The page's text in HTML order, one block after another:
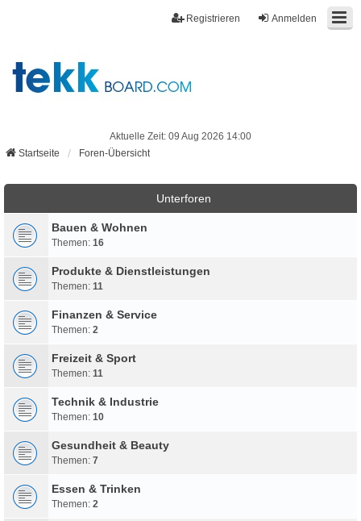
Anmelden
Registrieren
Aktuelle Zeit: 09 Aug 2026 14:00
Startseite
Foren-Übersicht
Unterforen
Bauen & Wohnen
Themen: 16
Produkte & Dienstleistungen
Themen: 11
Finanzen & Service
Themen: 2
Freizeit & Sport
Themen: 11
Technik & Industrie
Themen: 10
Gesundheit & Beauty
Themen: 7
Essen & Trinken
Themen: 2